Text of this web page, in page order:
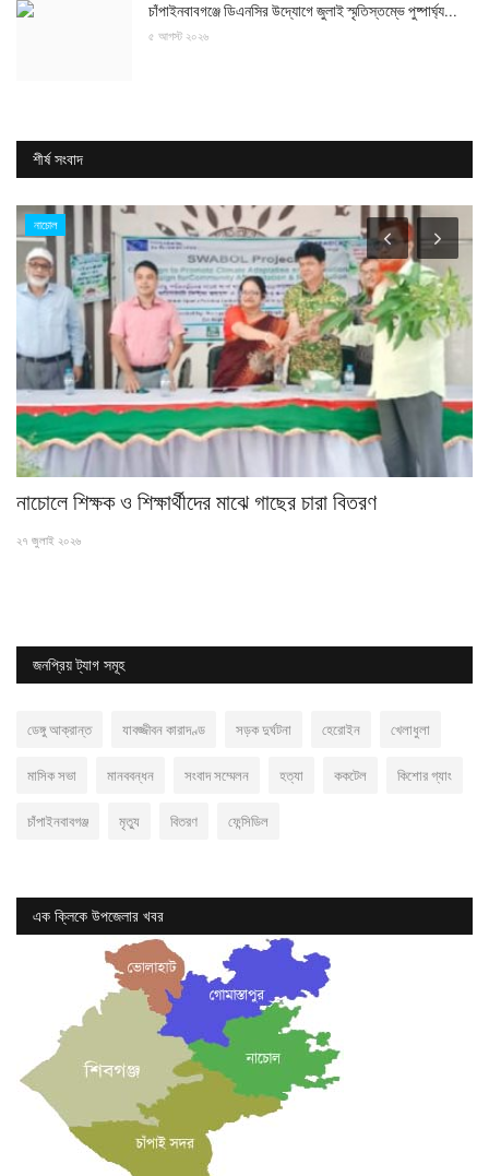
চাঁপাইনবাবগঞ্জে ডিএনসির উদ্যোগে জুলাই স্মৃতিস্তম্ভে পুষ্পার্ঘ্য...
৫ আগস্ট ২০২৬
শীর্ষ সংবাদ
নাচোল
নাচোলে শিক্ষক ও শিক্ষার্থীদের মাঝে গাছের চারা বিতরণ
২৭ জুলাই ২০২৬
জনপ্রিয় ট্যাগ সমূহ
ডেঙ্গু আক্রান্ত যাবজ্জীবন কারাদণ্ড সড়ক দুর্ঘটনা হেরোইন খেলাধুলা
মাসিক সভা মানববন্ধন সংবাদ সম্মেলন হত্যা ককটেল কিশোর গ্যাং
চাঁপাইনবাবগঞ্জ মৃত্যু বিতরণ ফেন্সিডিল
এক ক্লিকে উপজেলার খবর